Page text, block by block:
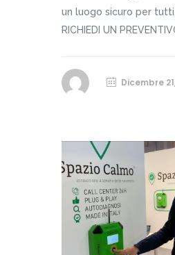
un luogo sicuro per
RICHIEDI UN
Dicembre